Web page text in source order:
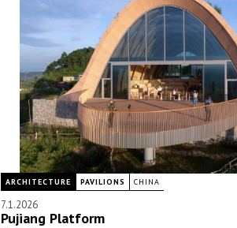
ARCHITECTURE PAVILIONS CHINA
7.1.2026
Pujiang Platform